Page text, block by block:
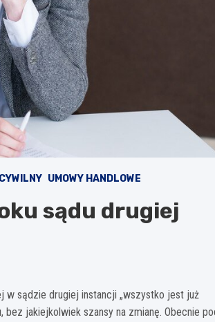
UMOWY HANDLOWE
sądu drugiej
w sądzie drugiej instancji „wszystko jest już
jakiejkolwiek szansy na zmianę. Obecnie